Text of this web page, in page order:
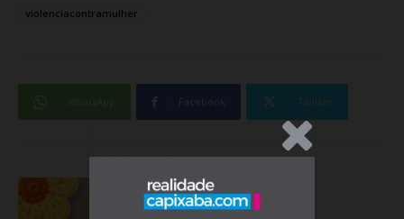
violenciacontramulher
Facebook Twitter